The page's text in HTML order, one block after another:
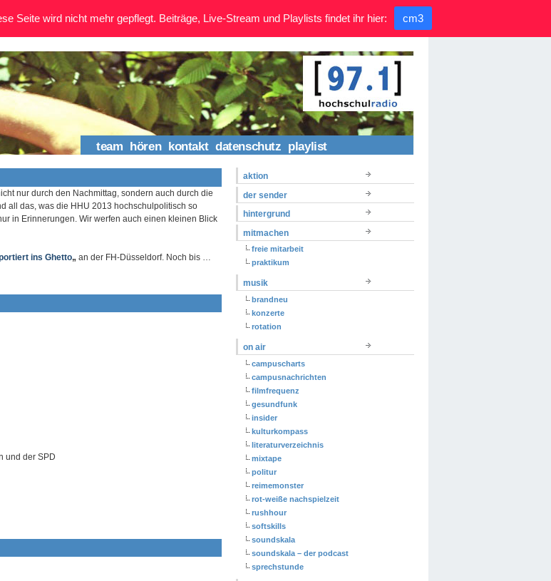
team hören kontakt datenschutz playlist
nur durch den Nachmittag, sondern auch durch die
all das, was die HHU 2013 hochschulpolitisch so
in Erinnerungen. Wir werfen auch einen kleinen Blick
ins Ghetto„ an der FH-Düsseldorf. Noch bis …
und der SPD
aktion
der sender
hintergrund
mitmachen
freie mitarbeit
praktikum
musik
brandneu
konzerte
rotation
on air
campuscharts
campusnachrichten
filmfrequenz
gesundfunk
insider
kulturkompass
literaturverzeichnis
mixtape
politur
reimemonster
rot-weiße nachspielzeit
rushhour
softskills
soundskala
soundskala – der podcast
sprechstunde
Seite wird nicht mehr gepflegt. Beiträge, Live-Stream und Playlists findet ihr hier: cm3